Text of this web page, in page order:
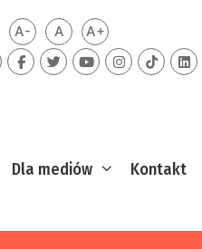
kontrast
A-Mniejsza czcionka
ADomyślna czcionka
A+Większa
Szukaj
Dla mediów Kontakt